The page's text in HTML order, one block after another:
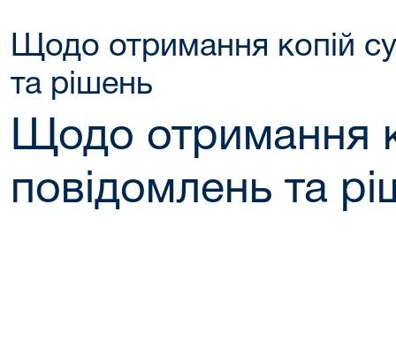
Щодо отримання копій
та рішень
Щодо отримання
повідомлень та